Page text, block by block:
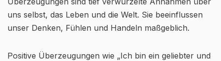
uns selbst, das Leben und die Welt. Sie beeinflussen
unser Denken, Fühlen und Handeln maßgeblich.
Positive Überzeugungen wie „Ich bin ein geliebter und